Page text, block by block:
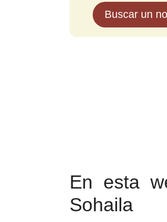
Buscar un
En esta
Sohaila